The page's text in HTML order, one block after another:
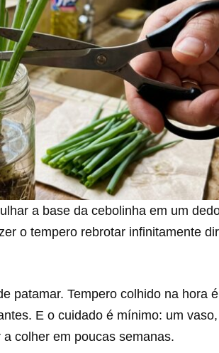
a base da cebolinha em um
o tempero rebrotar infinitamente
patamar. Tempero colhido na hora
E o cuidado é mínimo: um
colher em poucas semanas.